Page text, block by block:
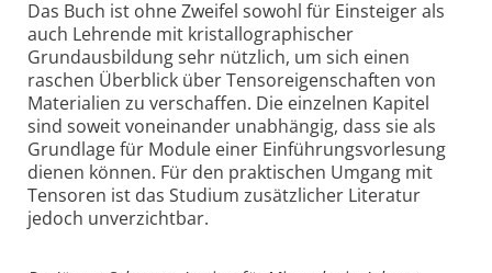
Das Buch ist ohne Zweifel sowohl für Einsteiger als
auch Lehrende mit kristallographischer
Grundausbildung sehr nützlich, um sich einen
raschen Überblick über Tensoreigenschaften von
Materialien zu verschaffen. Die einzelnen Kapitel
sind soweit voneinander unabhängig, dass sie als
Grundlage für Module einer Einführungsvorlesung
dienen können. Für den praktischen Umgang mit
Tensoren ist das Studium zusätzlicher Literatur
jedoch unverzichtbar.